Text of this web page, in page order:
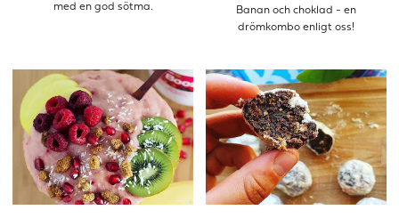
med en god sötma.
Banan och choklad - en
drömkombo enligt oss!